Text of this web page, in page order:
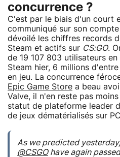
concurrence ?
C'est par le biais d'un court
communiqué sur son
dévoilé les chiffres records
Steam et actifs sur CS:GO.
de 19 107 803 utilisateurs
Steam hier, 6 millions
en jeu. La concurrence
Epic Game Store a beau
Valve, il n'en reste pas
statut de plateforme leader
de jeux dématérialisés sur
As we predicted
@CSGOhave again